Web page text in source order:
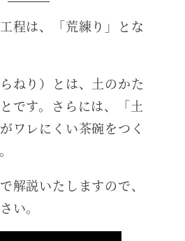
程は、「荒練り」とな
ねり）とは、土のかた
です。さらには、「土
ワレにくい茶碗をつく
解説いたしますので、
い。